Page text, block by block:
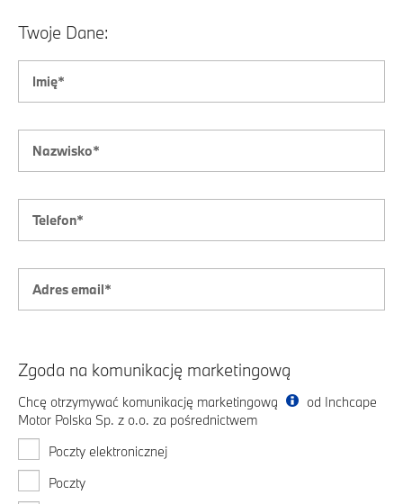
Twoje Dane:
Zgoda na komunikację marketingową
Chcę otrzymywać komunikację marketingową
od Inchcape
Motor Polska Sp. z o.o. za pośrednictwem
Poczty elektronicznej
Poczty